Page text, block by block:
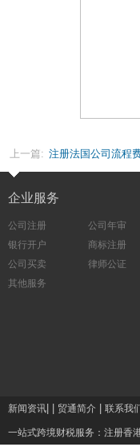
上一篇: 注册法国公司流程
企业服务
公司注册
公司年审
银行开户
商标注册
公司买卖
律师公证
其他服务
新闻资讯 贸通简介 联系我
一站式跨境财税服务： 注册香